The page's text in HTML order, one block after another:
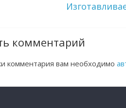
комментарий
комментария вам необходимо